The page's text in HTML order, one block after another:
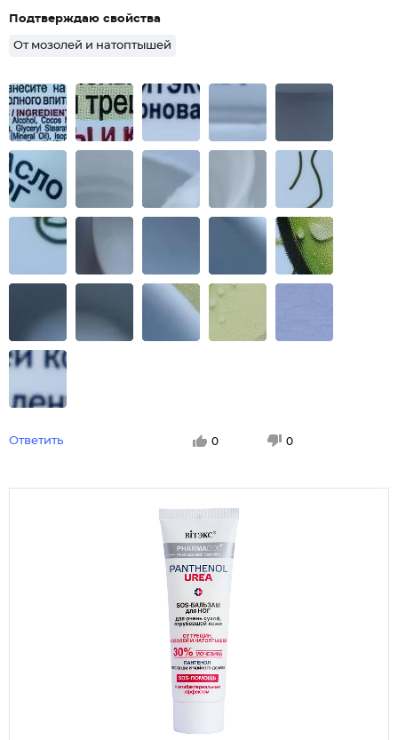
Подтверждаю свойства
От мозолей и натоптышей
Ответить 0 0